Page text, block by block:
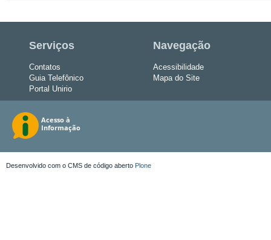
Serviços
Contatos
Guia Telefônico
Portal Unirio
Navegação
Acessibilidade
Mapa do Site
Desenvolvido com o CMS de código aberto Plone